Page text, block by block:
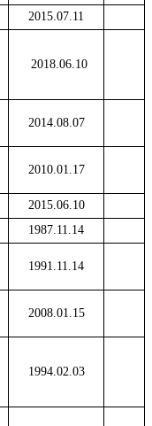
2015.07.11
2018.06.10
2014.08.07
2010.01.17
2015.06.10
1987.11.14
1991.11.14
2008.01.15
1994.02.03